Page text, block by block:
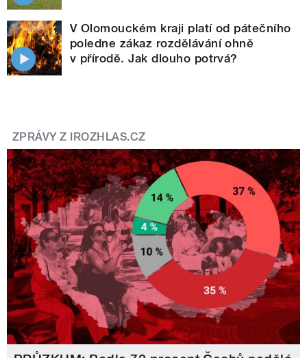
V Olomouckém kraji platí od pátečního
poledne zákaz rozdělávání ohně
v přírodě. Jak dlouho potrvá?
ZPRÁVY Z IROZHLAS.CZ